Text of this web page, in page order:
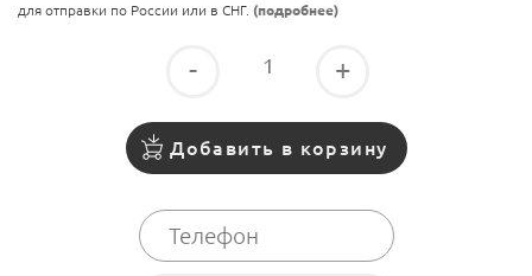
для отправки по России или в СНГ. (подробнее)
- +
Добавить в корзину